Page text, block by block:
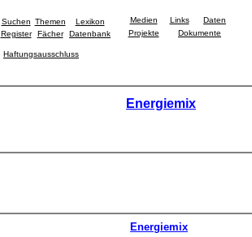
Suchen Themen
Lexikon
Register
Fächer Datenbank
Medien Links
Daten
Projekte
Dokumente
Haftungsausschluss
Energiemix
Energiemix